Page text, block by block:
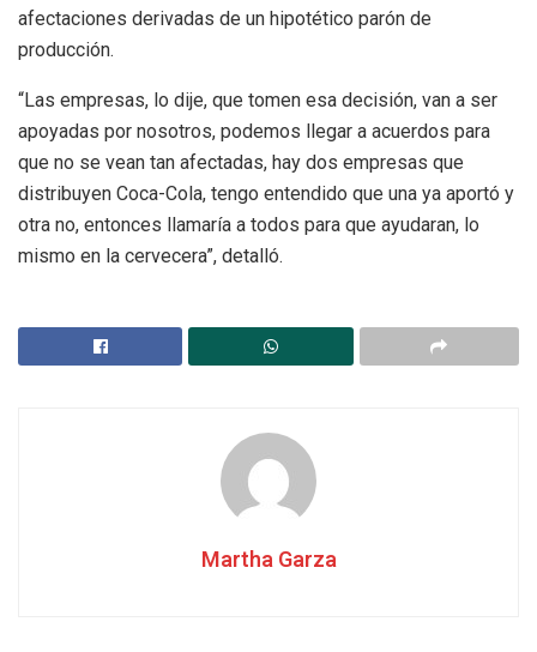
afectaciones derivadas de un hipotético parón de
producción.
“Las empresas, lo dije, que tomen esa decisión, van a ser
apoyadas por nosotros, podemos llegar a acuerdos para
que no se vean tan afectadas, hay dos empresas que
distribuyen Coca-Cola, tengo entendido que una ya aportó y
otra no, entonces llamaría a todos para que ayudaran, lo
mismo en la cervecera”, detalló.
Martha Garza